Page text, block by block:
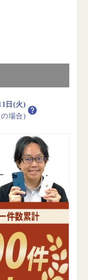
日(火)
場合)